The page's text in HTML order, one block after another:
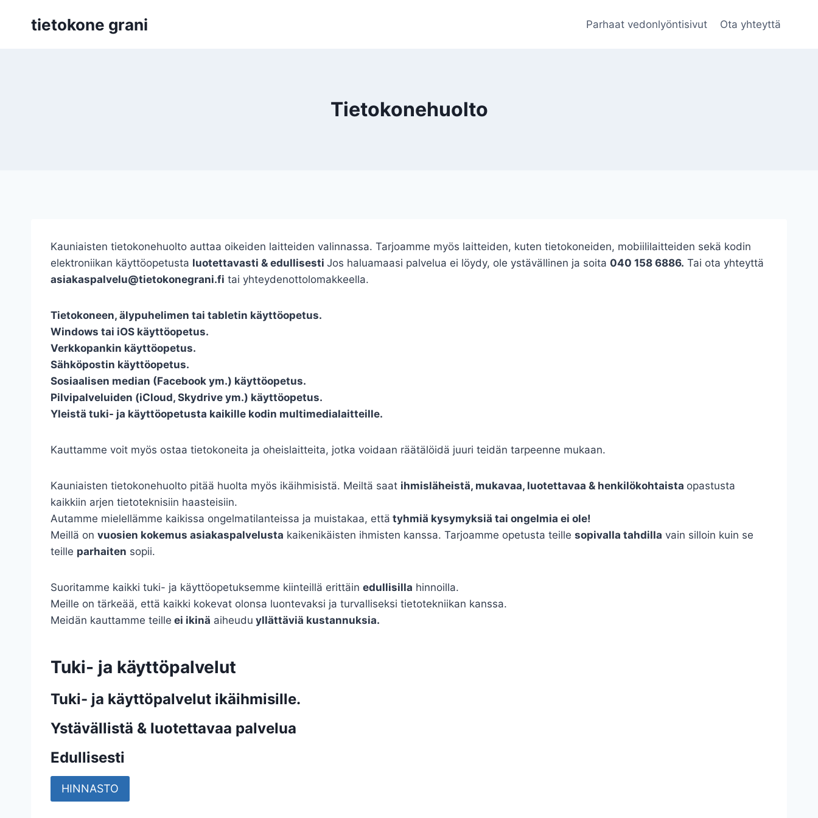
sisältööntietokone grani Parhaat vedonlyöntisivut Ota yhteyttä
Tietokonehuolto
Kauniaisten tietokonehuolto auttaa oikeiden laitteiden valinnassa. Tarjoamme myös laitteiden, kuten tietokoneiden, mobiililaitteiden sekä kodin
elektroniikan käyttöopetusta luotettavasti & edullisesti Jos haluamaasi palvelua ei löydy, ole ystävällinen ja soita 040 158 6886. Tai ota yhteyttä
asiakaspalvelu@tietokonegrani.fi tai yhteydenottolomakkeella.
Tietokoneen, älypuhelimen tai tabletin käyttöopetus.
Windows tai iOS käyttöopetus.
Verkkopankin käyttöopetus.
Sähköpostin käyttöopetus.
Sosiaalisen median (Facebook ym.) käyttöopetus.
Pilvipalveluiden (iCloud, Skydrive ym.) käyttöopetus.
Yleistä tuki- ja käyttöopetusta kaikille kodin multimedialaitteille.
Kauttamme voit myös ostaa tietokoneita ja oheislaitteita, jotka voidaan räätälöidä juuri teidän tarpeenne mukaan.
Kauniaisten tietokonehuolto pitää huolta myös ikäihmisistä. Meiltä saat ihmisläheistä, mukavaa, luotettavaa & henkilökohtaista opastusta
kaikkiin arjen tietoteknisiin haasteisiin.
Autamme mielellämme kaikissa ongelmatilanteissa ja muistakaa, että tyhmiä kysymyksiä tai ongelmia ei ole!
Meillä on vuosien kokemus asiakaspalvelusta kaikenikäisten ihmisten kanssa. Tarjoamme opetusta teille sopivalla tahdilla vain silloin kuin se
teille parhaiten sopii.
Suoritamme kaikki tuki- ja käyttöopetuksemme kiinteillä erittäin edullisilla hinnoilla.
Meille on tärkeää, että kaikki kokevat olonsa luontevaksi ja turvalliseksi tietotekniikan kanssa.
Meidän kauttamme teille ei ikinä aiheudu yllättäviä kustannuksia.
Tuki- ja käyttöpalvelut
Tuki- ja käyttöpalvelut ikäihmisille.
Ystävällistä & luotettavaa palvelua
Edullisesti
HINNASTO